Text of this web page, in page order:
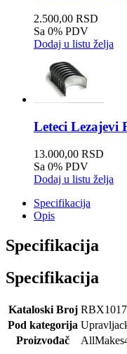
2.500,00 RSD
Sa 0% PDV
Dodaj u listu želja
Leteci Lezajevi
13.000,00 RSD
Sa 0% PDV
Dodaj u listu želja
Specifikacija
Opis
Specifikacija
Specifikacija
Kataloski Broj
Pod kategorija
Proizvođač